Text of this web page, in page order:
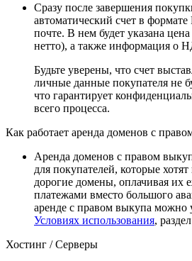
Сразу после завершения
автоматический счет в
почте. В нем будет указана
нетто), а также информация о
Будьте уверены, что счет
личные данные покупателя не
что гарантирует
всего процесса.
Как работает аренда доменов с
Аренда доменов с правом
для покупателей, которые
дорогие домены, оплачивая их
платежами вместо большого
аренде с правом выкупа можно
Условиях использования,
Хостинг / Серверы